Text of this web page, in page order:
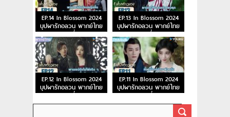
EP.14 In Blossom 2024
บุปผารักอลวน พากย์ไทย
ตอนที่ 14
EP.13 In Blossom 2024
บุปผารักอลวน พากย์ไทย
ตอนที่ 13
EP.12 In Blossom 2024
บุปผารักอลวน พากย์ไทย
ตอนที่ 12
EP.11 In Blossom 2024
บุปผารักอลวน พากย์ไทย
ตอนที่ 11